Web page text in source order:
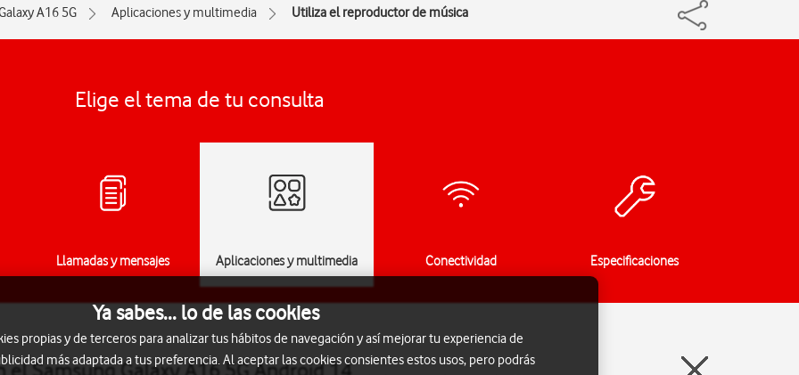
A16 5G Aplicaciones y multimedia Utiliza el reproductor de música
Elige el tema de tu consulta
Llamadas y mensajes Aplicaciones y multimedia Conectividad Especificaciones
Ya sabes... lo de las cookies
propias y de terceros para analizar tus hábitos de navegación y así mejorar tu experiencia de
más adaptada a tus preferencia. Al aceptar las cookies consientes estos usos, pero podrás